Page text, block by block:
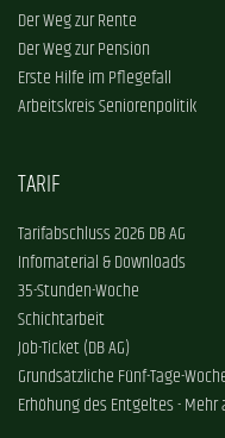
Der Weg zur Rente
Der Weg zur Pension
Erste Hilfe im Pflegefall
Arbeitskreis Seniorenpolitik
TARIF
Tarifabschluss 2026 DB AG
Infomaterial & Downloads
35-Stunden-Woche
Schichtarbeit
Job-Ticket (DB AG)
Grundsätzliche Fünf-Tage-
Erhöhung des Entgeltes - Mehr